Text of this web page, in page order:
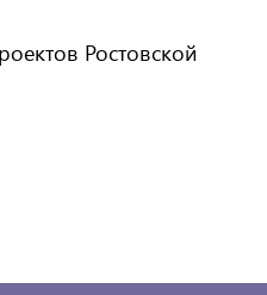
Ростовской